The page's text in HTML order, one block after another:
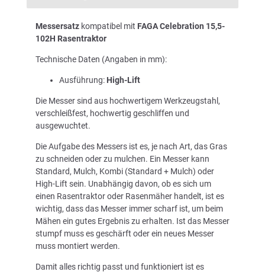
Messersatz kompatibel mit FAGA Celebration 15,5-
102H Rasentraktor
Technische Daten (Angaben in mm):
Ausführung: High-Lift
Die Messer sind aus hochwertigem Werkzeugstahl,
verschleißfest, hochwertig geschliffen und
ausgewuchtet.
Die Aufgabe des Messers ist es, je nach Art, das Gras
zu schneiden oder zu mulchen. Ein Messer kann
Standard, Mulch, Kombi (Standard + Mulch) oder
High-Lift sein. Unabhängig davon, ob es sich um
einen Rasentraktor oder Rasenmäher handelt, ist es
wichtig, dass das Messer immer scharf ist, um beim
Mähen ein gutes Ergebnis zu erhalten. Ist das Messer
stumpf muss es geschärft oder ein neues Messer
muss montiert werden.
Damit alles richtig passt und funktioniert ist es